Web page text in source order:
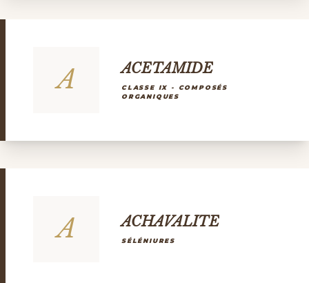
A ACETAMIDE
CLASSE IX - COMPOSÉS
ORGANIQUES
A ACHAVALITE
SÉLÉNIURES